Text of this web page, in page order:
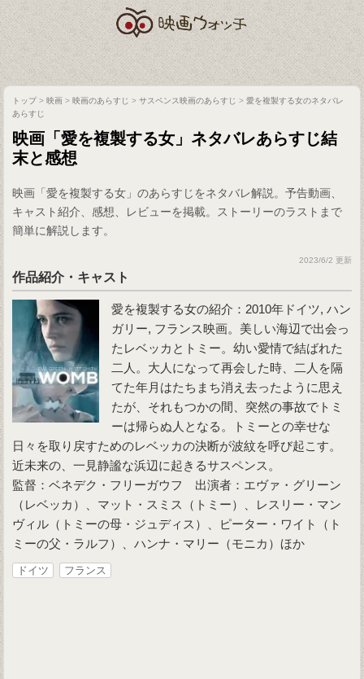
トップ>映画 >映画のあらすじ >サスペンス映画のあらすじ >愛を複製する女のネタバレ
あらすじ
映画「愛を複製する女」ネタバレあらすじ結
末と感想
映画「愛を複製する女」のあらすじをネタバレ解説。予告動画、
キャスト紹介、感想、レビューを掲載。ストーリーのラストまで
簡単に解説します。
2023/6/2 更新
作品紹介・キャスト
愛を複製する女の紹介：2010年ドイツ, ハン
ガリー, フランス映画。美しい海辺で出会っ
たレベッカとトミー。幼い愛情で結ばれた
二人。大人になって再会した時、二人を隔
てた年月はたちまち消え去ったように思え
たが、それもつかの間、突然の事故でトミ
ーは帰らぬ人となる。トミーとの幸せな
日々を取り戻すためのレベッカの決断が波紋を呼び起こす。
近未来の、一見静謐な浜辺に起きるサスペンス。
監督：ベネデク・フリーガウフ 出演者：エヴァ・グリーン
（レベッカ）、マット・スミス（トミー）、レスリー・マン
ヴィル（トミーの母・ジュディス）、ピーター・ワイト（ト
ミーの父・ラルフ）、ハンナ・マリー（モニカ）ほか
ドイツ フランス